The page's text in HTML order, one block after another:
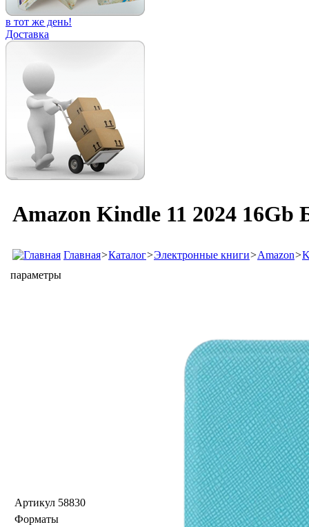
в тот же день!
Доставка
Amazon Kindle 11 2024
Главная>Каталог>Электронные книги>Amazon>
параметры
Артикул 58830
Форматы